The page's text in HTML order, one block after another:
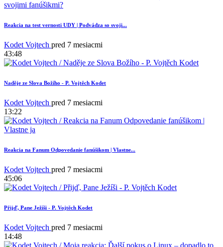
Reakcia na test vernosti UDY | Podvádza so svoji...
Kodet Vojtech pred 7 mesiacmi
43:48
Naděje ze Slova Božího - P. Vojtěch Kodet
Kodet Vojtech pred 7 mesiacmi
13:22
Reakcia na Fanum Odpovedanie fanúšikom | Vlastne...
Kodet Vojtech pred 7 mesiacmi
45:06
Přijď, Pane Ježíši - P. Vojtěch Kodet
Kodet Vojtech pred 7 mesiacmi
14:48